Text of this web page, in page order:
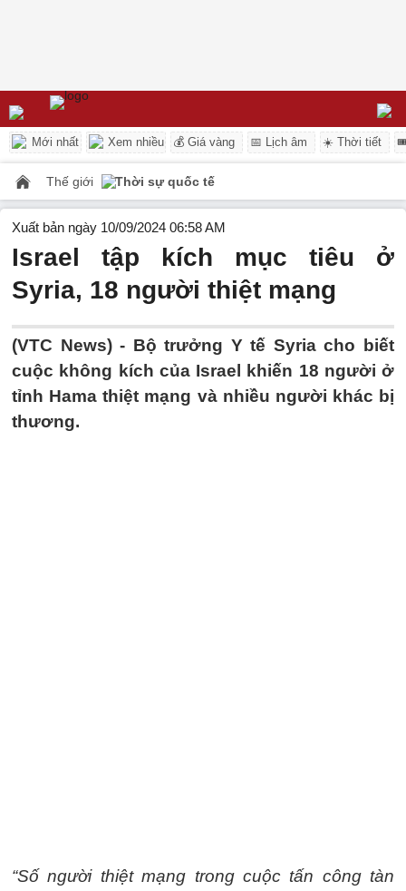
Mới nhất Xem nhiều 💰 Giá vàng 📅 Lịch âm ☀️ Thời tiết
Thế giới Thời sự quốc tế
Xuất bản ngày 10/09/2024 06:58 AM
Israel tập kích mục tiêu ở
Syria, 18 người thiệt mạng
(VTC News) - Bộ trưởng Y tế Syria cho biết
cuộc không kích của Israel khiến 18 người ở
tỉnh Hama thiệt mạng và nhiều người khác bị
thương.
“Số người thiệt mạng trong cuộc tấn công tàn